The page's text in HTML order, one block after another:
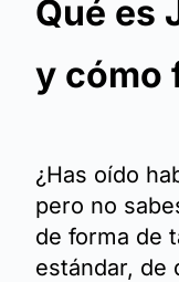
Qué es
y cómo
¿Has oído
pero no
de forma de
estándar, de